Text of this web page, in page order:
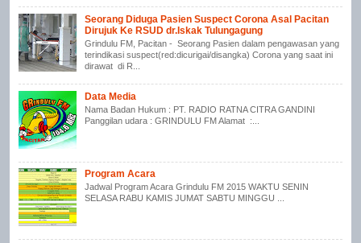
Seorang Diduga Pasien Suspect Corona Asal Pacitan
Dirujuk Ke RSUD dr.Iskak Tulungagung
Grindulu FM, Pacitan - Seorang Pasien dalam pengawasan yang
terindikasi suspect(red:dicurigai/disangka) Corona yang saat ini
dirawat di R...
Data Media
Nama Badan Hukum : PT. RADIO RATNA CITRA GANDINI
Panggilan udara : GRINDULU FM Alamat :...
Program Acara
Jadwal Program Acara Grindulu FM 2015 WAKTU SENIN
SELASA RABU KAMIS JUMAT SABTU MINGGU ...